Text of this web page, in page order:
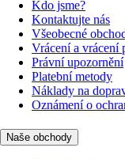
Kdo jsme?
Kontaktujte nás
Všeobecné
Vrácení a vrácení
Právní upozornění
Platební metody
Náklady na
Oznámení o
Naše obchody